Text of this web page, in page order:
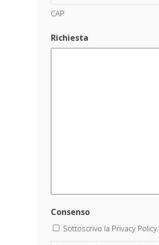
CAP
Richiesta
Consenso
Sottoscrivo la Privacy Policy.